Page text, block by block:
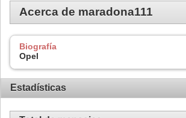
Acerca de maradona111
Biografía
Opel
Estadísticas